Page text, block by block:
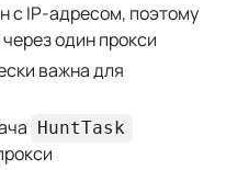
с IP-адресом, поэтому
один прокси
важна для
HuntTask